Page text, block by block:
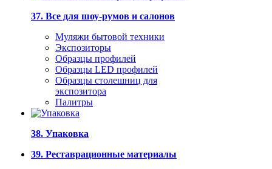
37. Все для шоу-румов и салонов
Муляжи бытовой техники
Экспозиторы
Образцы профилей
Образцы LED профилей
Образцы столешниц для
экспозитора
Палитры
38. Упаковка
39. Реставрационные материалы